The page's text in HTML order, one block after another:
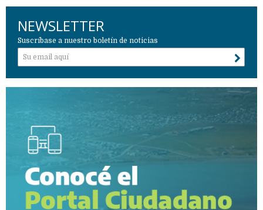
NEWSLETTER
Suscríbase a nuestro boletín de noticias